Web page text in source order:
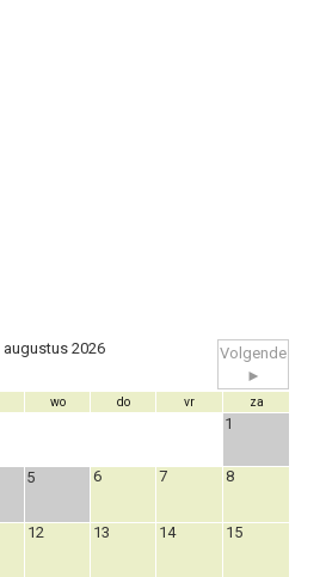
augustus 2026
Volgende
►
wo do vr za
1
5 6 7 8
12 13 14 15